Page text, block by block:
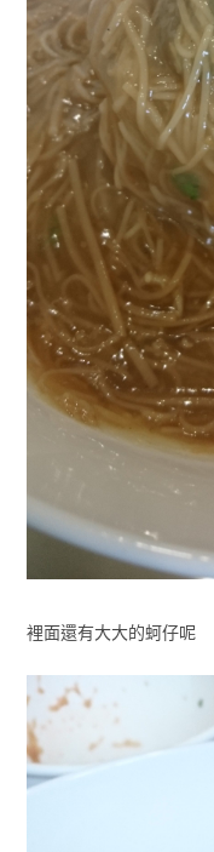
裡面還有大大的蚵仔呢